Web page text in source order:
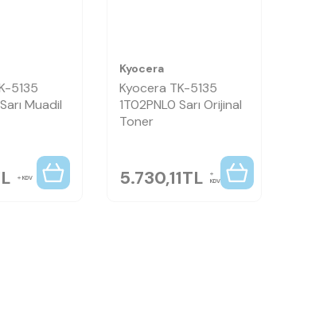
5135
Muadil
KDV
Kyocera
Kyocera TK-5135
1T02PNL0 Sarı Orijinal
Toner
5.730,11TL KDV